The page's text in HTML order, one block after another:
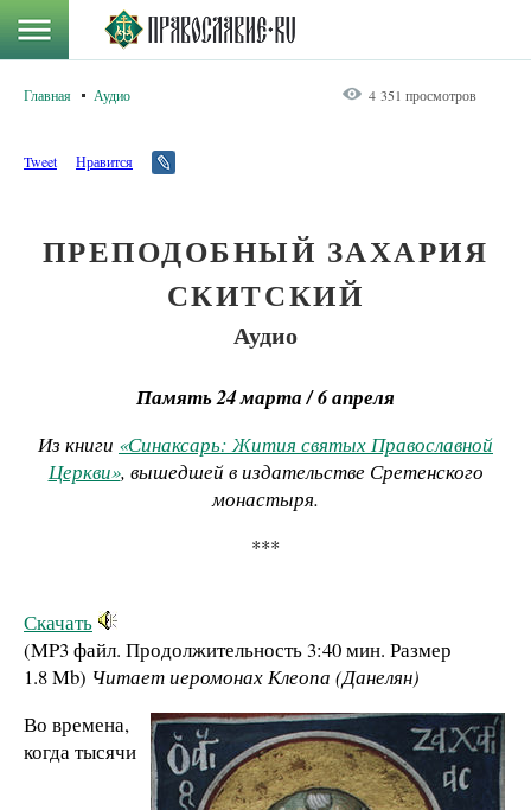
Главная Аудио 4 351 просмотров
Tweet Нравится
ПРЕПОДОБНЫЙ ЗАХАРИЯ
СКИТСКИЙ
Аудио
Память 24 марта / 6 апреля
Из книги «Синаксарь: Жития святых Православной
Церкви», вышедшей в издательстве Сретенского
монастыря.
***
Скачать
(MP3 файл. Продолжительность3:40 мин. Размер
1.8 Mb) Читает иеромонах Клеопа (Данелян)
Во времена,
когда тысячи